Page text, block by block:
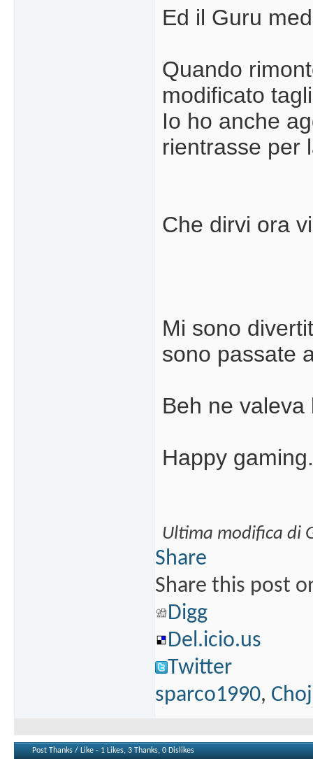
Ed il Guru
Quando
modificato
Io ho anche
rientrasse per
Che dirvi ora
Mi sono
sono passate
Beh ne valeva
Happy
Ultima modifica di
Share
Share this post
Digg
Del.icio.us
Twitter
sparco1990,
Post Thanks / Like - 1 Likes, 3 Thanks, 0 Dislikes